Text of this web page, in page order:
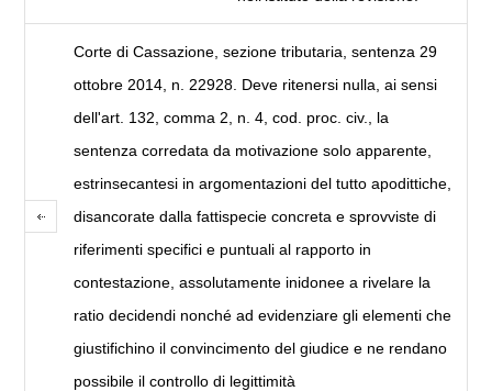
Corte di Cassazione, sezione tributaria, sentenza 29
ottobre 2014, n. 22928. Deve ritenersi nulla, ai sensi
dell'art. 132, comma 2, n. 4, cod. proc. civ., la
sentenza corredata da motivazione solo apparente,
estrinsecantesi in argomentazioni del tutto apodittiche,
disancorate dalla fattispecie concreta e sprovviste di
riferimenti specifici e puntuali al rapporto in
contestazione, assolutamente inidonee a rivelare la
ratio decidendi nonché ad evidenziare gli elementi che
giustifichino il convincimento del giudice e ne rendano
possibile il controllo di legittimità